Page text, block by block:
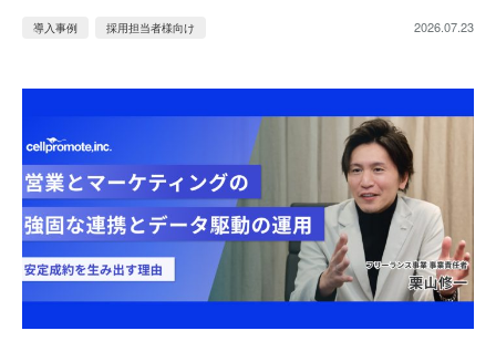
導入事例 採用担当者様向け 2026.07.23